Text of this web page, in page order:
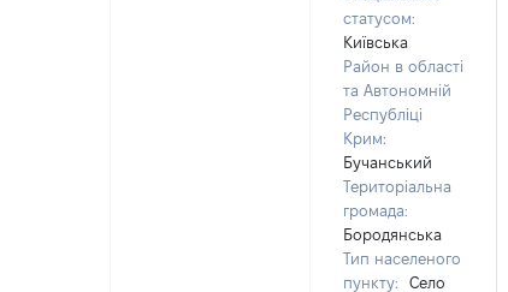
статусом:
Київська
Район в області
та Автономній
Республіці
Крим:
Бучанський
Територіальна
громада:
Бородянська
Тип населеного
пункту:
Село